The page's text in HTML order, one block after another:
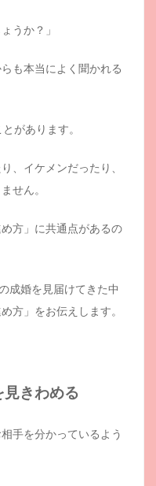
うか？」
も本当によく聞かれる
があります。
、イケメンだったり、
せん。
方」に共通点があるの
成婚を見届けてきた中
方」をお伝えします。
きわめる
手を分かっているよう